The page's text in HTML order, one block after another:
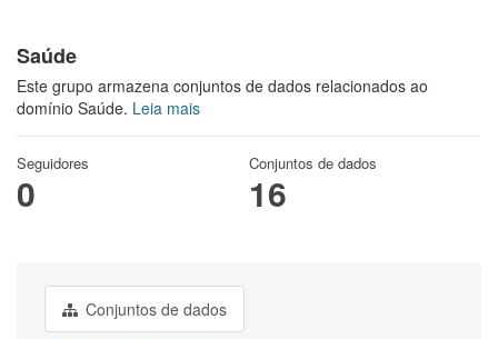
Saúde
Este grupo armazena conjuntos de dados relacionados ao
domínio Saúde. Leia mais
Seguidores
0
Conjuntos de dados
16
Conjuntos de dados